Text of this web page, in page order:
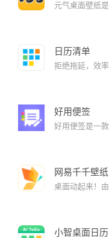
日历清单
好用便签
网易千千壁纸
小智桌面日历